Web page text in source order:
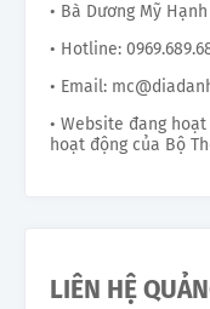
• Bà Dương Mỹ Hạnh
• Hotline:
• Email:
• Website đang
hoạt động của Bộ
LIÊN HỆ